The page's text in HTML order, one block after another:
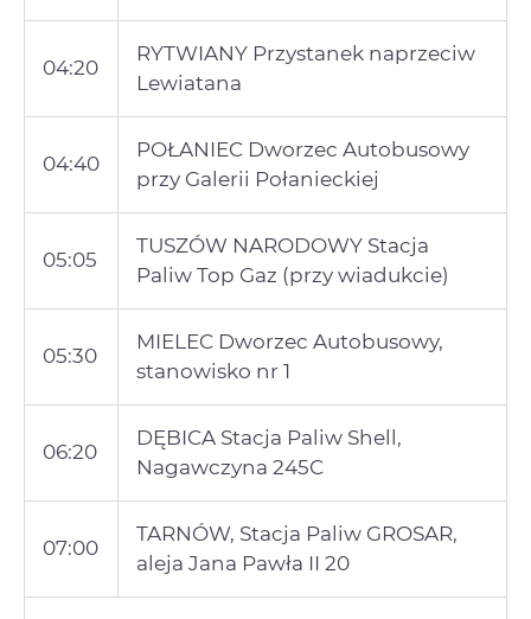
04:20
RYTWIANY Przystanek naprzeciw
Lewiatana
04:40
POŁANIEC Dworzec Autobusowy
przy Galerii Połanieckiej
05:05
TUSZÓW NARODOWY Stacja
Paliw Top Gaz (przy wiadukcie)
05:30
MIELEC Dworzec Autobusowy,
stanowisko nr 1
06:20
DĘBICA Stacja Paliw Shell,
Nagawczyna 245C
07:00
TARNÓW, Stacja Paliw GROSAR,
aleja Jana Pawła II 20